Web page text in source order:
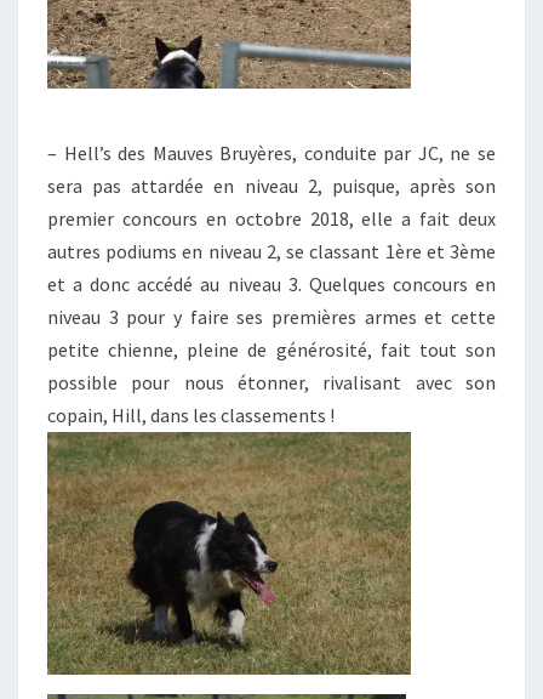
– Hell’s des Mauves Bruyères, conduite par JC, ne se
sera pas attardée en niveau 2, puisque, après son
premier concours en octobre 2018, elle a fait deux
autres podiums en niveau 2, se classant 1ère et 3ème
et a donc accédé au niveau 3. Quelques concours en
niveau 3 pour y faire ses premières armes et cette
petite chienne, pleine de générosité, fait tout son
possible pour nous étonner, rivalisant avec son
copain, Hill, dans les classements !